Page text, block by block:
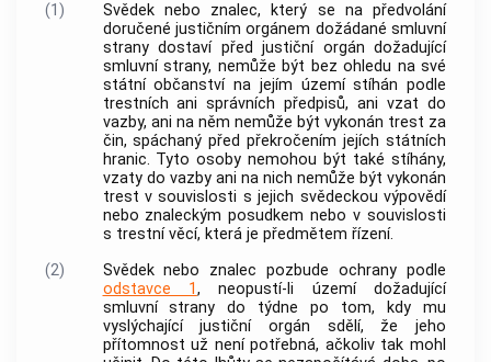
(1)
Svědek nebo znalec, který se na předvolání
doručené justičním orgánem dožádané smluvní
strany dostaví před justiční orgán dožadující
smluvní strany, nemůže být bez ohledu na své
státní občanství na jejím území stíhán podle
trestních ani správních předpisů, ani vzat do
vazby, ani na něm nemůže být vykonán trest za
čin, spáchaný před překročením jejích státních
hranic. Tyto osoby nemohou být také stíhány,
vzaty do vazby ani na nich nemůže být vykonán
trest v souvislosti s jejich svědeckou výpovědí
nebo znaleckým posudkem nebo v souvislosti
s trestní věcí, která je předmětem řízení.
(2)
Svědek nebo znalec pozbude ochrany podle
odstavce 1, neopustí-li území dožadující
smluvní strany do týdne po tom, kdy mu
vyslýchající justiční orgán sdělí, že jeho
přítomnost už není potřebná, ačkoliv tak mohl